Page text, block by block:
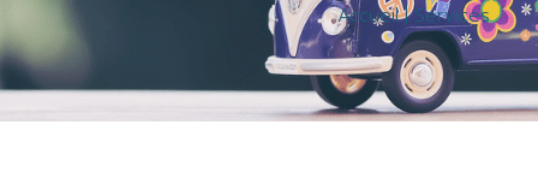
Accueil Services